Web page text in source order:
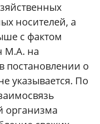
носителей, а
с фактом
М.А. на
постановлении о
указывается. По
организма